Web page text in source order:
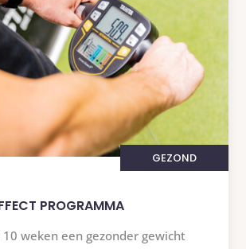
GEZOND
PROGRAMMA
10 weken een gezonder gewicht